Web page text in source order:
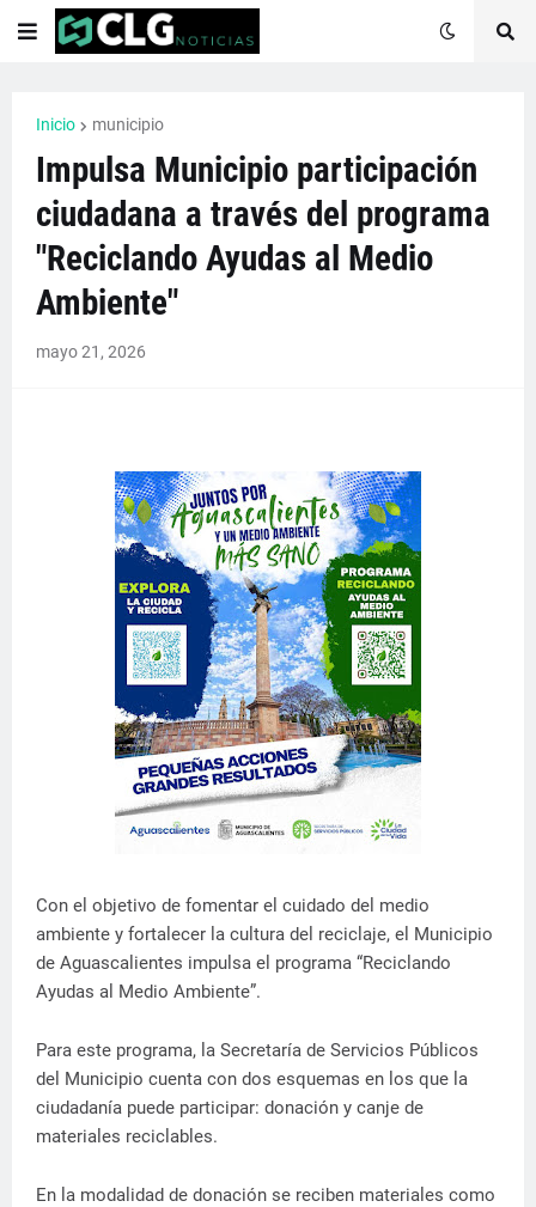
Inicio municipio
Impulsa Municipio participación
ciudadana a través del programa
"Reciclando Ayudas al Medio
Ambiente"
mayo 21, 2026
Con el objetivo de fomentar el cuidado del medio
ambiente y fortalecer la cultura del reciclaje, el Municipio
de Aguascalientes impulsa el programa “Reciclando
Ayudas al Medio Ambiente”.
Para este programa, la Secretaría de Servicios Públicos
del Municipio cuenta con dos esquemas en los que la
ciudadanía puede participar: donación y canje de
materiales reciclables.
En la modalidad de donación se reciben materiales como